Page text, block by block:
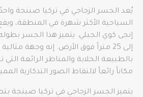
يُعد الجسر الزجاجي في تركيا صبنجة
السياحية الأكثر شهرة في المنطقة،
إنجى كوي الجبلي. يتميز هذا الجسر
إلى 25 متراً فوق الأرض. إنه وجهة
بالطبيعة الخلابة والمناظر الرائعة التي
مكاناً رائعاً لالتقاط الصور التذكارية
يتميز الجسر الزجاجي في تركيا صبنجة